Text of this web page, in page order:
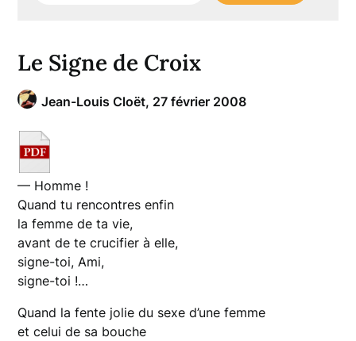
Le Signe de Croix
Jean-Louis Cloët, 27 février 2008
— Homme !
Quand tu rencontres enfin
la femme de ta vie,
avant de te crucifier à elle,
signe-toi, Ami,
signe-toi !…
Quand la fente jolie du sexe d’une femme
et celui de sa bouche